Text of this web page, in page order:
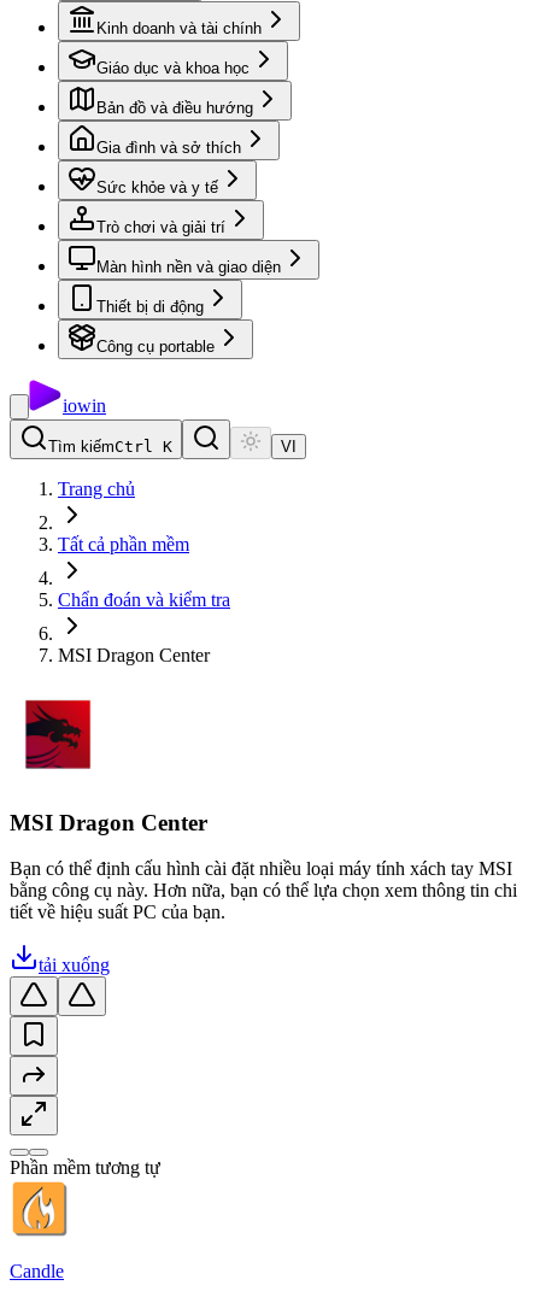
Kinh doanh và tài chính
Giáo dục và khoa học
Bản đồ và điều hướng
Gia đình và sở thích
Sức khỏe và y tế
Trò chơi và giải trí
Màn hình nền và giao diện
Thiết bị di động
Công cụ portable
iowin
Tìm kiếmCtrl K VI
Trang chủ
Tất cả phần mềm
Chẩn đoán và kiểm tra
MSI Dragon Center
MSI Dragon Center
Bạn có thể định cấu hình cài đặt nhiều loại máy tính xách tay MSI
bằng công cụ này. Hơn nữa, bạn có thể lựa chọn xem thông tin chi
tiết về hiệu suất PC của bạn.
tải xuống
Phần mềm tương tự
Candle